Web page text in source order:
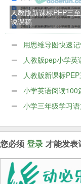
人教版新课标PEP三
说课稿
用思维导图快速
人教版pep小学
ppt百度网盘下载
人教版新课标
小学英语阅读100
小学三年级学习
您必须 登录 才能发表